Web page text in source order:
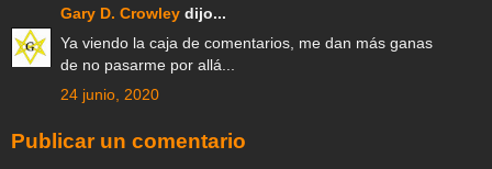
Gary D. Crowley dijo...
Ya viendo la caja de comentarios, me dan más ganas
de no pasarme por allá...
24 junio, 2020
Publicar un comentario